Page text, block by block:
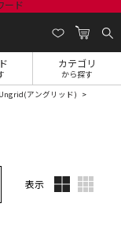
カテゴリ
から探す
Ungrid(アングリッド)
表示